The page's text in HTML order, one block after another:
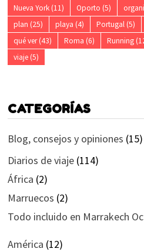
Nueva York(11) Oporto (5)
plan (25) playa (4) Portugal(5)
qué ver(43) Roma (6) Running
viaje(5)
CATEGORÍAS
Blog, consejos y opiniones (15)
Diarios de viaje(114)
África (2)
Marruecos (2)
Todo incluido en Marrakech
América (12)